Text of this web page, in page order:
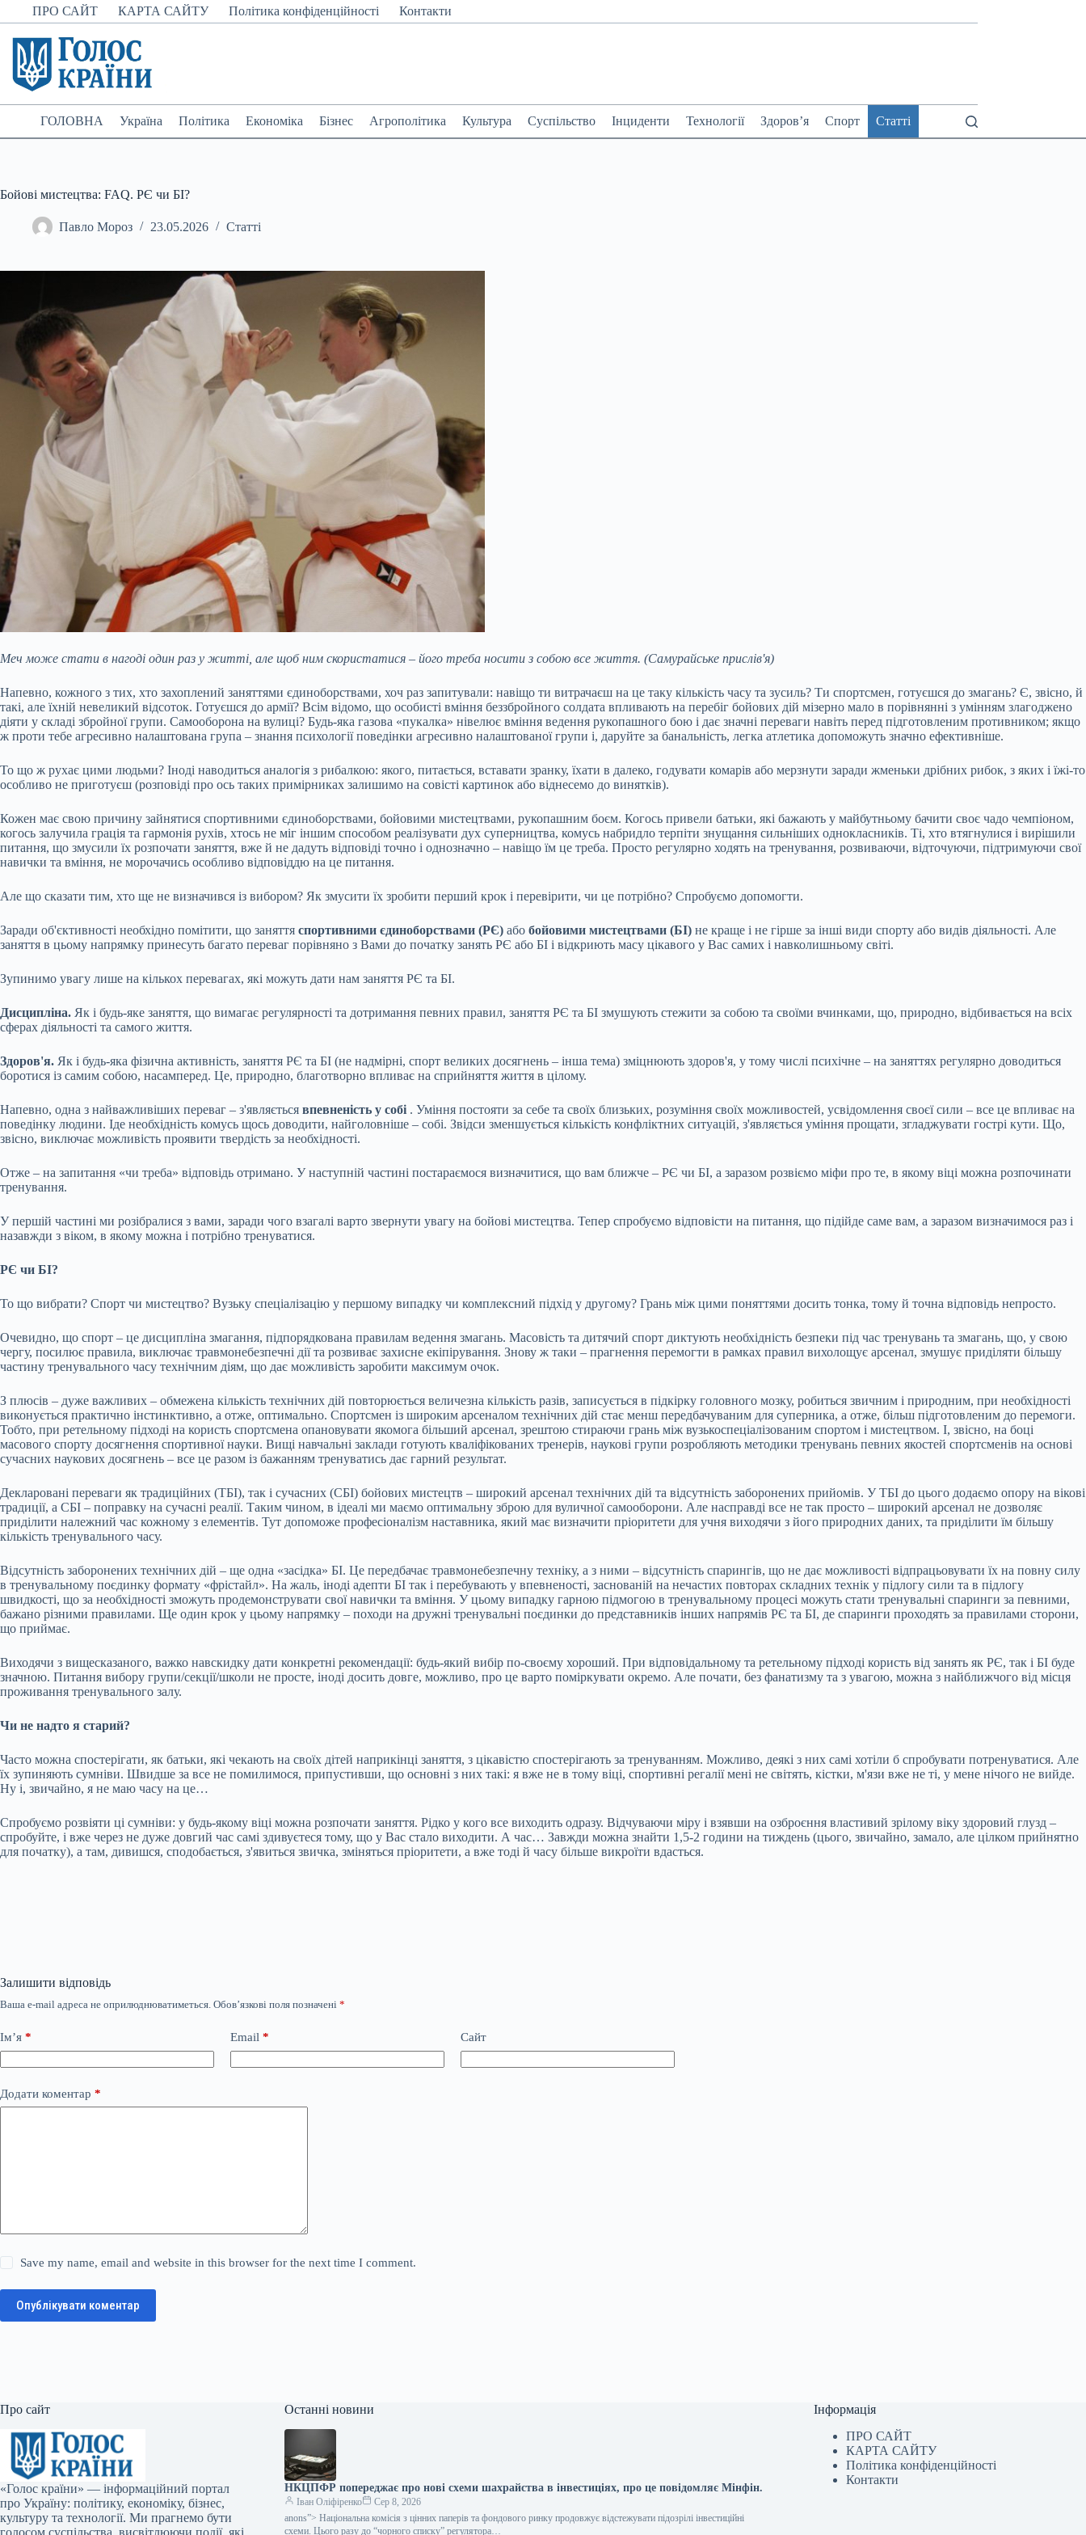
Перейти
до
вмісту
ПРО САЙТ КАРТА САЙТУ Політика конфіденційності Контакти
ГОЛОВНА Україна Політика Економіка Бізнес Агрополітика Культура Суспільство Інциденти Технології Здоров’я Спорт Статті
Бойові мистецтва: FAQ. РЄ чи БІ?
Павло Мороз 23.05.2026 Статті
Меч може стати в нагоді один раз у житті, але щоб ним скористатися – його треба носити з собою все життя. (Самурайське прислів'я)
Напевно, кожного з тих, хто захоплений заняттями єдиноборствами, хоч раз запитували: навіщо ти витрачаєш на це таку кількість часу та зусиль? Ти спортсмен, готуєшся до змагань? Є, звісно, й
такі, але їхній невеликий відсоток. Готуєшся до армії? Всім відомо, що особисті вміння беззбройного солдата впливають на перебіг бойових дій мізерно мало в порівнянні з умінням злагоджено
діяти у складі збройної групи. Самооборона на вулиці? Будь-яка газова «пукалка» нівелює вміння ведення рукопашного бою і дає значні переваги навіть перед підготовленим противником; якщо
ж проти тебе агресивно налаштована група – знання психології поведінки агресивно налаштованої групи і, даруйте за банальність, легка атлетика допоможуть значно ефективніше.
То що ж рухає цими людьми? Іноді наводиться аналогія з рибалкою: якого, питається, вставати зранку, їхати в далеко, годувати комарів або мерзнути заради жменьки дрібних рибок, з яких і їжі-то
особливо не приготуєш (розповіді про ось таких примірниках залишимо на совісті картинок або віднесемо до винятків).
Кожен має свою причину зайнятися спортивними єдиноборствами, бойовими мистецтвами, рукопашним боєм. Когось привели батьки, які бажають у майбутньому бачити своє чадо чемпіоном,
когось залучила грація та гармонія рухів, хтось не міг іншим способом реалізувати дух суперництва, комусь набридло терпіти знущання сильніших однокласників. Ті, хто втягнулися і вирішили
питання, що змусили їх розпочати заняття, вже й не дадуть відповіді точно і однозначно – навіщо їм це треба. Просто регулярно ходять на тренування, розвиваючи, відточуючи, підтримуючи свої
навички та вміння, не морочачись особливо відповіддю на це питання.
Але що сказати тим, хто ще не визначився із вибором? Як змусити їх зробити перший крок і перевірити, чи це потрібно? Спробуємо допомогти.
Заради об'єктивності необхідно помітити, що заняття спортивними єдиноборствами (РЄ) або бойовими мистецтвами (БІ) не краще і не гірше за інші види спорту або видів діяльності. Але
заняття в цьому напрямку принесуть багато переваг порівняно з Вами до початку занять РЄ або БІ і відкриють масу цікавого у Вас самих і навколишньому світі.
Зупинимо увагу лише на кількох перевагах, які можуть дати нам заняття РЄ та БІ.
Дисципліна. Як і будь-яке заняття, що вимагає регулярності та дотримання певних правил, заняття РЄ та БІ змушують стежити за собою та своїми вчинками, що, природно, відбивається на всіх
сферах діяльності та самого життя.
Здоров'я. Як і будь-яка фізична активність, заняття РЄ та БІ (не надмірні, спорт великих досягнень – інша тема) зміцнюють здоров'я, у тому числі психічне – на заняттях регулярно доводиться
боротися із самим собою, насамперед. Це, природно, благотворно впливає на сприйняття життя в цілому.
Напевно, одна з найважливіших переваг – з'являється впевненість у собі . Уміння постояти за себе та своїх близьких, розуміння своїх можливостей, усвідомлення своєї сили – все це впливає на
поведінку людини. Іде необхідність комусь щось доводити, найголовніше – собі. Звідси зменшується кількість конфліктних ситуацій, з'являється уміння прощати, згладжувати гострі кути. Що,
звісно, виключає можливість проявити твердість за необхідності.
Отже – на запитання «чи треба» відповідь отримано. У наступній частині постараємося визначитися, що вам ближче – РЄ чи БІ, а заразом розвіємо міфи про те, в якому віці можна розпочинати
тренування.
У першій частині ми розібралися з вами, заради чого взагалі варто звернути увагу на бойові мистецтва. Тепер спробуємо відповісти на питання, що підійде саме вам, а заразом визначимося раз і
назавжди з віком, в якому можна і потрібно тренуватися.
РЄ чи БІ?
То що вибрати? Спорт чи мистецтво? Вузьку спеціалізацію у першому випадку чи комплексний підхід у другому? Грань між цими поняттями досить тонка, тому й точна відповідь непросто.
Очевидно, що спорт – це дисципліна змагання, підпорядкована правилам ведення змагань. Масовість та дитячий спорт диктують необхідність безпеки під час тренувань та змагань, що, у свою
чергу, посилює правила, виключає травмонебезпечні дії та розвиває захисне екіпірування. Знову ж таки – прагнення перемогти в рамках правил вихолощує арсенал, змушує приділяти більшу
частину тренувального часу технічним діям, що дає можливість заробити максимум очок.
З плюсів – дуже важливих – обмежена кількість технічних дій повторюється величезна кількість разів, записується в підкірку головного мозку, робиться звичним і природним, при необхідності
виконується практично інстинктивно, а отже, оптимально. Спортсмен із широким арсеналом технічних дій стає менш передбачуваним для суперника, а отже, більш підготовленим до перемоги.
Тобто, при ретельному підході на користь спортсмена опановувати якомога більший арсенал, зрештою стираючи грань між вузькоспеціалізованим спортом і мистецтвом. І, звісно, на боці
масового спорту досягнення спортивної науки. Вищі навчальні заклади готують кваліфікованих тренерів, наукові групи розробляють методики тренувань певних якостей спортсменів на основі
сучасних наукових досягнень – все це разом із бажанням тренуватись дає гарний результат.
Декларовані переваги як традиційних (ТБІ), так і сучасних (СБІ) бойових мистецтв – широкий арсенал технічних дій та відсутність заборонених прийомів. У ТБІ до цього додаємо опору на вікові
традиції, а СБІ – поправку на сучасні реалії. Таким чином, в ідеалі ми маємо оптимальну зброю для вуличної самооборони. Але насправді все не так просто – широкий арсенал не дозволяє
приділити належний час кожному з елементів. Тут допоможе професіоналізм наставника, який має визначити пріоритети для учня виходячи з його природних даних, та приділити їм більшу
кількість тренувального часу.
Відсутність заборонених технічних дій – ще одна «засідка» БІ. Це передбачає травмонебезпечну техніку, а з ними – відсутність спарингів, що не дає можливості відпрацьовувати їх на повну силу
в тренувальному поєдинку формату «фрістайл». На жаль, іноді адепти БІ так і перебувають у впевненості, заснованій на нечастих повторах складних технік у підлогу сили та в підлогу
швидкості, що за необхідності зможуть продемонструвати свої навички та вміння. У цьому випадку гарною підмогою в тренувальному процесі можуть стати тренувальні спаринги за певними,
бажано різними правилами. Ще один крок у цьому напрямку – походи на дружні тренувальні поєдинки до представників інших напрямів РЄ та БІ, де спаринги проходять за правилами сторони,
що приймає.
Виходячи з вищесказаного, важко навскидку дати конкретні рекомендації: будь-який вибір по-своєму хороший. При відповідальному та ретельному підході користь від занять як РЄ, так і БІ буде
значною. Питання вибору групи/секції/школи не просте, іноді досить довге, можливо, про це варто поміркувати окремо. Але почати, без фанатизму та з увагою, можна з найближчого від місця
проживання тренувального залу.
Чи не надто я старий?
Часто можна спостерігати, як батьки, які чекають на своїх дітей наприкінці заняття, з цікавістю спостерігають за тренуванням. Можливо, деякі з них самі хотіли б спробувати потренуватися. Але
їх зупиняють сумніви. Швидше за все не помилимося, припустивши, що основні з них такі: я вже не в тому віці, спортивні регалії мені не світять, кістки, м'язи вже не ті, у мене нічого не вийде.
Ну і, звичайно, я не маю часу на це…
Спробуємо розвіяти ці сумніви: у будь-якому віці можна розпочати заняття. Рідко у кого все виходить одразу. Відчуваючи міру і взявши на озброєння властивий зрілому віку здоровий глузд –
спробуйте, і вже через не дуже довгий час самі здивуєтеся тому, що у Вас стало виходити. А час… Завжди можна знайти 1,5-2 години на тиждень (цього, звичайно, замало, але цілком прийнятно
для початку), а там, дивишся, сподобається, з'явиться звичка, зміняться пріоритети, а вже тоді й часу більше викроїти вдасться.
Залишити відповідь
Ваша e-mail адреса не оприлюднюватиметься. Обов’язкові поля позначені *
Ім’я * Email * Сайт
Додати коментар *
Save my name, email and website in this browser for the next time I comment.
Опублікувати коментар
Про сайт
«Голос країни» — інформаційний портал
про Україну: політику, економіку, бізнес,
культуру та технології. Ми прагнемо бути
голосом суспільства, висвітлюючи події, які
Останні новини
НКЦПФР попереджає про нові схеми шахрайства в інвестиціях, про це повідомляє Мінфін.
Іван Оліфіренко
Сер 8, 2026
anons”> Національна комісія з цінних паперів та фондового ринку продовжує відстежувати підозрілі інвестиційні
схеми. Цього разу до “чорного списку” регулятора…
Інформація
ПРО САЙТ
КАРТА САЙТУ
Політика конфіденційності
Контакти